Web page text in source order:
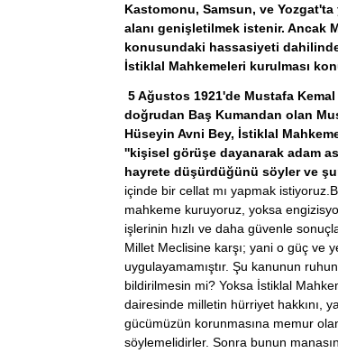
Kastomonu, Samsun, ve
alanı genişletilmek istenir. Ancak
konusundaki hassasiyeti
İstiklal Mahkemeleri kurulması
5 Ağustos 1921'de Mustafa
doğrudan Baş Kumandan olan
Hüseyin Avni Bey, İstiklal
''kişisel görüşe dayanarak adam
hayrete düşürdüğünü söyler ve
içinde bir cellat mı yapmak
mahkeme kuruyoruz, yoksa
işlerinin hızlı ve daha güvenle
Millet Meclisine karşı; yani o güç ve
uygulayamamıştır. Şu kanunun
bildirilmesin mi? Yoksa İstiklal
dairesinde milletin hürriyet hakkını,
gücümüzün korunmasına memur
söylemelidirler. Sonra bunun